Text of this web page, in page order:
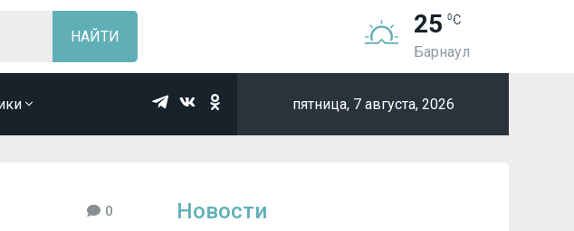
25
Барнаул
пятница, 7 августа, 2026
0 Новости